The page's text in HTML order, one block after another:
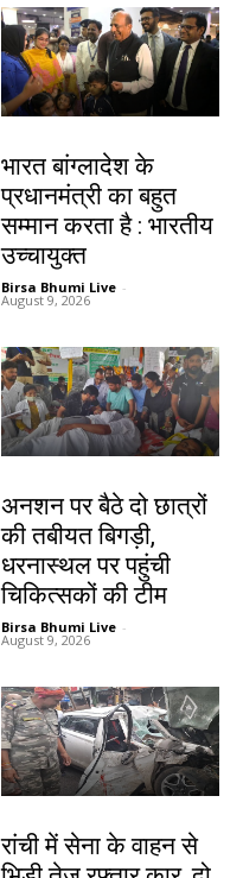
भारत बांग्लादेश के
प्रधानमंत्री का बहुत
सम्मान करता है : भारतीय
उच्चायुक्त
Birsa Bhumi Live -
August 9, 2026
अनशन पर बैठे दो छात्रों
की तबीयत बिगड़ी,
धरनास्थल पर पहुंची
चिकित्सकों की टीम
Birsa Bhumi Live -
August 9, 2026
रांची में सेना के वाहन से